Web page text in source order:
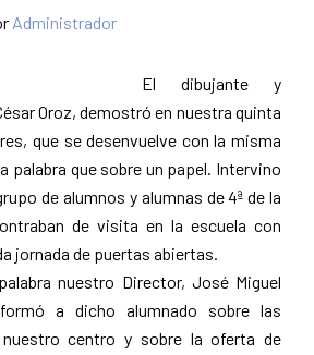
Administrador
El dibujante y
Oroz, demostró en nuestra quinta
que se desenvuelve con la misma
palabra que sobre un papel. Intervino
de alumnos y alumnas de 4ª de la
de visita en la escuela con
jornada de puertas abiertas.
nuestro Director, José Miguel
a dicho alumnado sobre las
centro y sobre la oferta de